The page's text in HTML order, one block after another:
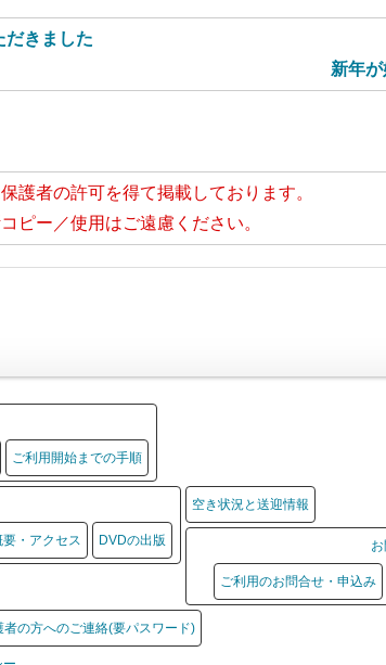
だきました
新年が
護者の許可を得て掲載しております。
ピー／使用はご遠慮ください。
ご利用開始までの手順
・アクセス DVDの出版
空き状況と送迎情報
ご利用のお問合せ・申込み
者の方へのご連絡(要パスワード)